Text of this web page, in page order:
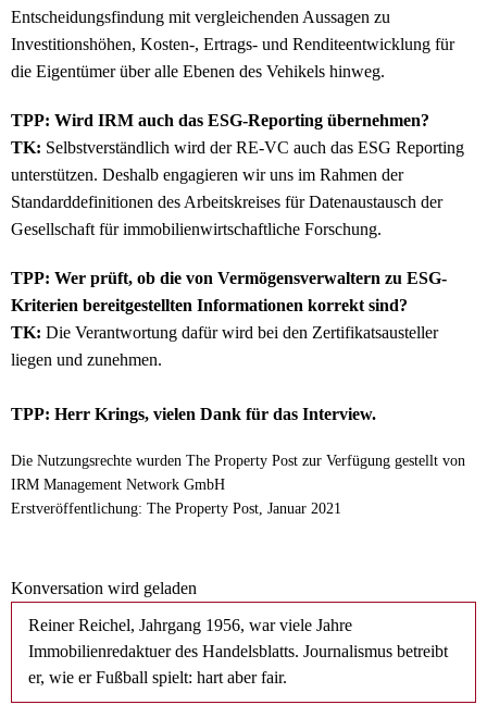
Entscheidungsfindung mit vergleichenden Aussagen zu
Investitionshöhen, Kosten-, Ertrags- und Renditeentwicklung für
die Eigentümer über alle Ebenen des Vehikels hinweg.
TPP: Wird IRM auch das ESG-Reporting übernehmen?
TK: Selbstverständlich wird der RE-VC auch das ESG Reporting
unterstützen. Deshalb engagieren wir uns im Rahmen der
Standarddefinitionen des Arbeitskreises für Datenaustausch der
Gesellschaft für immobilienwirtschaftliche Forschung.
TPP: Wer prüft, ob die von Vermögensverwaltern zu ESG-
Kriterien bereitgestellten Informationen korrekt sind?
TK: Die Verantwortung dafür wird bei den Zertifikatsausteller
liegen und zunehmen.
TPP: Herr Krings, vielen Dank für das Interview.
Die Nutzungsrechte wurden The Property Post zur Verfügung gestellt von
IRM Management Network GmbH
Erstveröffentlichung: The Property Post, Januar 2021
Konversation wird geladen
Reiner Reichel, Jahrgang 1956, war viele Jahre
Immobilienredaktuer des Handelsblatts. Journalismus betreibt
er, wie er Fußball spielt: hart aber fair.